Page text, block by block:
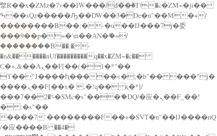
撆R��x�ZMz�7v��IW���/d��ٞ�Тז�c�ZM~�ji��
ߒ��sQz�����Ԡ��DW��3�De�n"��M�+/
��������B��:�-�u��IJ���7j�委
���9��p�=�'m��AN�ޭ�=/
��������B��:�-
�n&������nUf���������q��x�ZM~�c��
Ϲ�+,&��Ὰܢ��F[��(�1�*"��
ϒ��"J����ԧ�����<�;�b"�� ���"j�
����ܢ��F[��x� ,�!q�� қ�*]/
���؝�2��7�SMc�s"���ޭ�DQ/�应�ܢ��F_��!
� :�s"��
����7`��������F��+�SVT�n"��IJ����nQ
/�应����B ��4�